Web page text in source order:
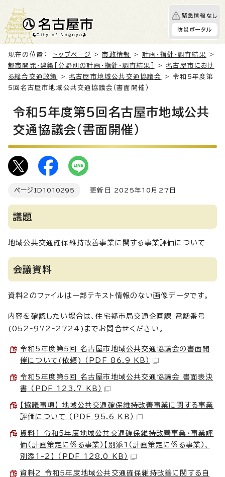
緊急情報なし
防災ポータル
現在の位置： トップページ >市政情報 > 計画・指針・調査結果
>
都市開発・建築［分野別の計画・指針・調査結果］
> 名古屋市におけ
る総合交通政策
> 名古屋市地域公共交通協議会
> 令和5年度第
5回名古屋市地域公共交通協議会（書面開催）
令和5年度第5回名古屋市地域公共
交通協議会（書面開催）
ページID 1010295 更新日 2025年10月27日
議題
地域公共交通確保維持改善事業に関する事業評価について
会議資料
資料2のファイルは一部テキスト情報のない画像データです。
内容を確認したい場合は、住宅都市局交通企画課 電話番号
(052‐972‐2724)までお問合せください。
令和5年度第5回 名古屋市地域公共交通協議会の書面開
催について(依頼) （PDF 86.9 KB）
令和5年度第5回 名古屋市地域公共交通協議会 書面表決
書 （PDF 123.7 KB）
【協議事項】 地域公共交通確保維持改善事業に関する事業
評価について （PDF 95.6 KB）
資料1 令和5年度地域公共交通確保維持改善事業・事業評
価（計画策定に係る事業）【別添1（計画策定に係る事業）、
別添1-2】 （PDF 128.0 KB）
資料2 令和5年度地域公共交通確保維持改善に関する自